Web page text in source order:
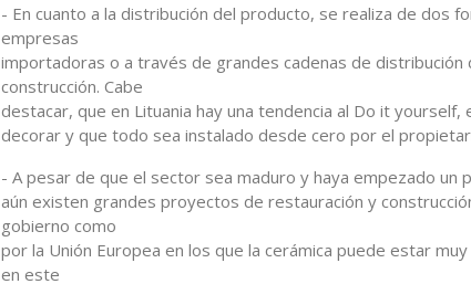
- En cuanto a la distribución del producto, se realiza de dos
empresas
importadoras o a través de grandes cadenas de distribución
construcción. Cabe
destacar, que en Lituania hay una tendencia al Do it yourself,
decorar y que todo sea instalado desde cero por el
- A pesar de que el sector sea maduro y haya empezado un
aún existen grandes proyectos de restauración y
gobierno como
por la Unión Europea en los que la cerámica puede estar
en este